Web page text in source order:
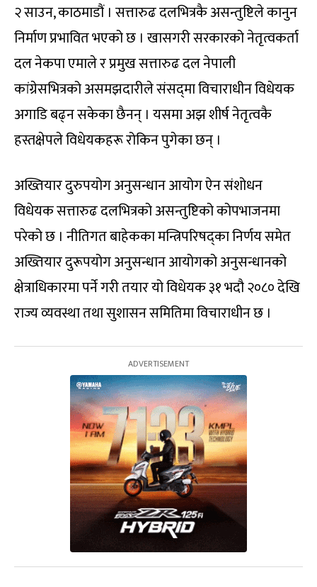
२ साउन, काठमाडौं । सत्तारुढ दलभित्रकै असन्तुष्टिले कानुन
निर्माण प्रभावित भएको छ । खासगरी सरकारको नेतृत्वकर्ता
दल नेकपा एमाले र प्रमुख सत्तारुढ दल नेपाली
कांग्रेसभित्रको असमझदारीले संसद्‌मा विचाराधीन विधेयक
अगाडि बढ्न सकेका छैनन् । यसमा अझ शीर्ष नेतृत्वकै
हस्तक्षेपले विधेयकहरू रोकिन पुगेका छन् ।
अख्तियार दुरुपयोग अनुसन्धान आयोग ऐन संशोधन
विधेयक सत्तारुढ दलभित्रको असन्तुष्टिको कोपभाजनमा
परेको छ । नीतिगत बाहेकका मन्त्रिपरिषद्का निर्णय समेत
अख्तियार दुरूपयोग अनुसन्धान आयोगको अनुसन्धानको
क्षेत्राधिकारमा पर्ने गरी तयार यो विधेयक ३१ भदौ २०८० देखि
राज्य व्यवस्था तथा सुशासन समितिमा विचाराधीन छ ।